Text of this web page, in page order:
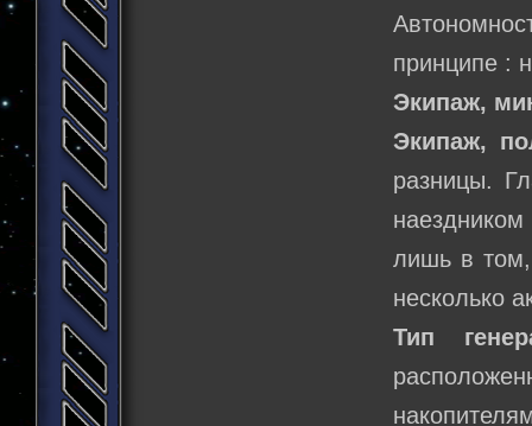
принципе :
Экипаж,
Экипаж,
разницы.
лишь в том,
несколько
Тип